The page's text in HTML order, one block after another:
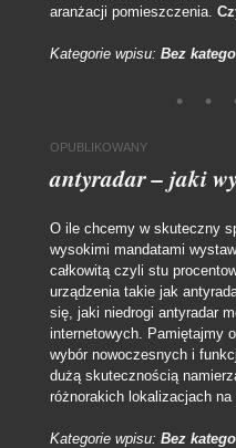
aranżacji pomieszczenia.
Kategorie wpisu: Bez
OPUBLIKOWANY
antyradar – jaki
O ile chcemy w skuteczny
wysokimi mandatami
całkowitą czyli stu
urządzenia takie jak
się, jaki niedrogi antyradar
internetowych. Pamiętajmy
wybór nowoczesnych i
dużą skutecznością
różnorakich lokalizacjach na
Kategorie wpisu: Bez